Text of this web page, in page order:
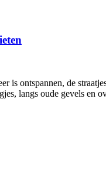
is ontspannen, de
langs oude gevels en